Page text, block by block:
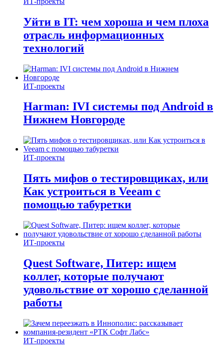
Уйти в IT: чем хороша и чем плоха
отрасль информационных
технологий
ИТ-проекты
Harman: IVI системы под Android в
Нижнем Новгороде
ИТ-проекты
Пять мифов о тестировщиках, или
Как устроиться в Veeam с
помощью табуретки
ИТ-проекты
Quest Software, Питер: ищем
коллег, которые получают
удовольствие от хорошо сделанной
работы
ИТ-проекты